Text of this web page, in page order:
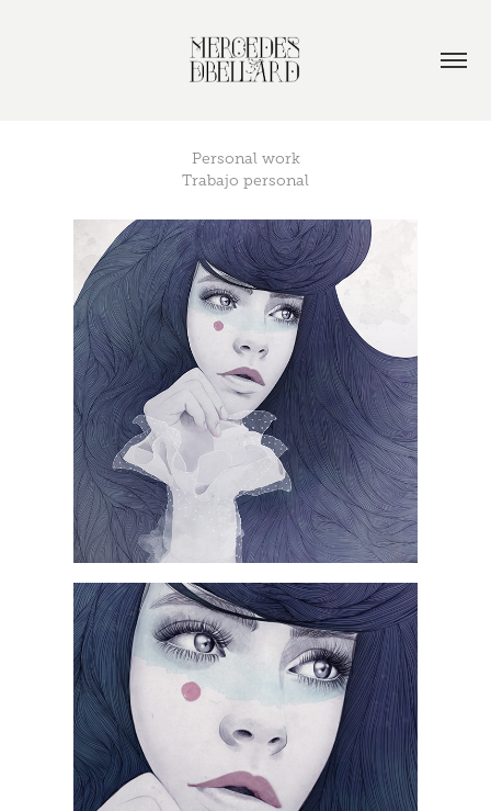
Personal work
Trabajo personal